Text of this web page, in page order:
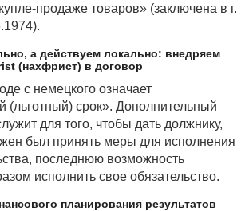
продаже товаров» (заключена в г.
а действуем локально: внедряем
(нахфрист) в договор
с немецкого означает
(льготный) срок». Дополнительный
для того, чтобы дать должнику,
был принять меры для исполнения
последнюю возможность
исполнить свое обязательство.
планирования результатов